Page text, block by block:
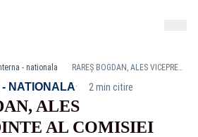
- nationala RAREȘ BOGDAN, ALES VICEPREȘEDINTE AL COMISIEI PENTRU AFACERI EXTERNE A PARLAMENTULUI EUROPEAN: ”UN SUCCES MAJOR PENTRU ROMANIA!”
- NATIONALA· 2 min citire
ALES
AL COMISIEI